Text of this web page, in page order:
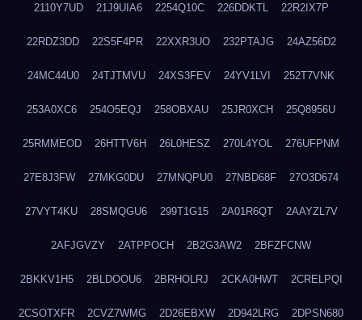
2110Y7UD 21J9UIA6 2254Q10C 226DDKTL 22R2IX7P
22RDZ3DD 22S5F4PR 22XXR3UO 232PTAJG 24AZ56D2
24MC44U0 24TJTMVU 24XS3FEV 24YV1LVI 252T7VNK
253A0XC6 254O5EQJ 258OBXAU 25JR0XCH 25Q8956U
25RMMEOD 26HTTV6H 26L0HESZ 270L4YOL 276UFPNM
27E8J3FW 27MKG0DU 27MNQPU0 27NBD68F 27O3D674
27VYT4KU 28SMQGU6 299T1G15 2A01R6QT 2AAYZL7V
2AFJGVZY 2ATPPOCH 2B2G3AW2 2BFZFCNW
2BKKV1H5 2BLDOOU6 2BRHOLRJ 2CKA0HWT 2CRELPQI
2CSOTXFR 2CVZ7WMG 2D26EBXW 2D942LRG 2DPSN680